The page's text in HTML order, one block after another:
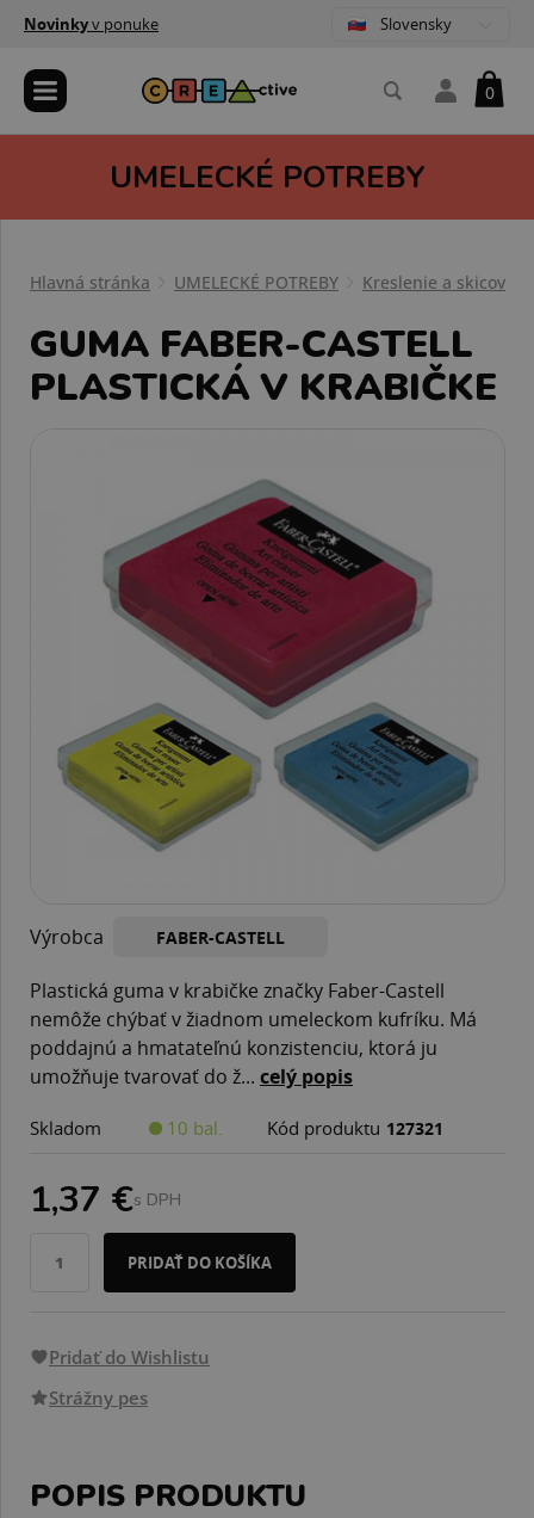
Novinkyv ponuke Slovensky
0
UMELECKÉ POTREBY
Hlavná stránka UMELECKÉ POTREBY Kreslenie a
GUMA FABER-CASTELL
PLASTICKÁ V KRABIČKE
Výrobca FABER-CASTELL
Plastická guma v krabičke značky Faber-Castell
nemôže chýbať v žiadnom umeleckom kufríku. Má
poddajnú a hmatateľnú konzistenciu, ktorá ju
umožňuje tvarovať do ž... celý popis
Skladom 10 bal. Kód produktu 127321
1,37 €s DPH
PRIDAŤ DO KOŠÍKA
Pridať do Wishlistu
Strážny pes
POPIS PRODUKTU